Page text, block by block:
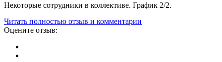
Некоторые сотрудники в коллективе. График 2/2.
Читать полностью отзыв и комментарии
Оцените отзыв: